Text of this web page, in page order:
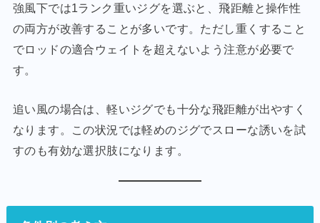
強風下では1ランク重いジグを選ぶと、飛距離と操作性
の両方が改善することが多いです。ただし重くすること
でロッドの適合ウェイトを超えないよう注意が必要で
す。
追い風の場合は、軽いジグでも十分な飛距離が出やすく
なります。この状況では軽めのジグでスローな誘いを試
すのも有効な選択肢になります。